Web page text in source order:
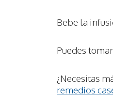
Bebe la
Puedes
¿Necesitas
remedios